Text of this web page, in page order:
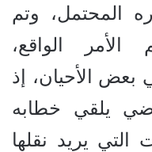
المحتمل، وتم
الواقع،
بعض الأحيان، إذ
يلقي خطابه
التي يريد نقلها